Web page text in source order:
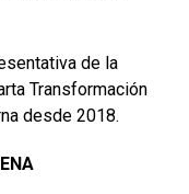
de la
Transformación
desde 2018.